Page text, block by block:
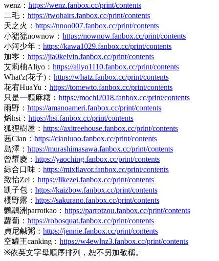
wenz： https://wenz.fanbox.cc/print/contents
二毛： https://twohairs.fanbox.cc/print/contents
天之火： https://nnoo007.fanbox.cc/print/contents
小峱峱nownow： https://nownow.fanbox.cc/print/contents
小河少年： https://kawa1029.fanbox.cc/print/contents
加零： https://jia0kelvin.fanbox.cc/print/contents
艾莉柚Aliyo： https://aliyo1110.fanbox.cc/print/contents
What'z(花子)： https://whatz.fanbox.cc/print/contents
花宥HuaYu： https://tomewto.fanbox.cc/print/contents
只是一顆麻糬： https://mochi2018.fanbox.cc/print/contents
雨野： https://amanoameri.fanbox.cc/print/contents
烯hsi： https://hsi.fanbox.cc/print/contents
狐狸樹屋： https://axitreehouse.fanbox.cc/print/contents
茜Cian： https://cianluoo.fanbox.cc/print/contents
島澤： https://murashimasawa.fanbox.cc/print/contents
曾耀慶： https://yaoching.fanbox.cc/print/contents
綜合口味： https://mixflavor.fanbox.cc/print/contents
致怡Zei： https://likezei.fanbox.cc/print/contents
凱子包： https://kaizbow.fanbox.cc/print/contents
櫻野露： https://sakurano.fanbox.cc/print/contents
鸚鵡洲parrotkao： https://parrotzou.fanbox.cc/print/contents
蘿蔔： https://robosquat.fanbox.cc/print/contents
貞尼鹹粥： https://jennie.fanbox.cc/print/contents
空罐王canking： https://w4ewlnz3.fanbox.cc/print/contents
※依英文字母順序排列，恕不另加敬稱。